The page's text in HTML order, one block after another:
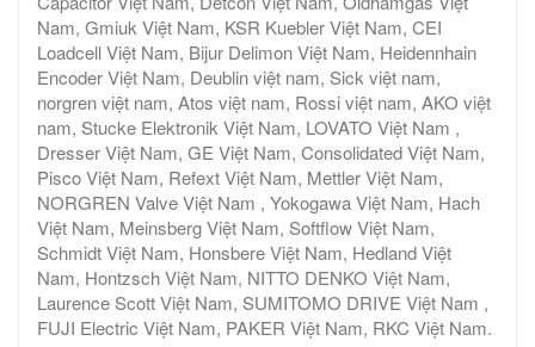
Nam, Gmiuk Việt Nam, KSR Kuebler Việt Nam, CEI
Loadcell Việt Nam, Bijur Delimon Việt Nam, Heidennhain
Encoder Việt Nam, Deublin việt nam, Sick việt nam,
norgren việt nam, Atos việt nam, Rossi việt nam, AKO việt
nam, Stucke Elektronik Việt Nam, LOVATO Việt Nam ,
Dresser Việt Nam, GE Việt Nam, Consolidated Việt Nam,
Pisco Việt Nam, Refext Việt Nam, Mettler Việt Nam,
NORGREN Valve Việt Nam , Yokogawa Việt Nam, Hach
Việt Nam, Meinsberg Việt Nam, Softflow Việt Nam,
Schmidt Việt Nam, Honsbere Việt Nam, Hedland Việt
Nam, Hontzsch Việt Nam, NITTO DENKO Việt Nam,
Laurence Scott Việt Nam, SUMITOMO DRIVE Việt Nam ,
FUJI Electric Việt Nam, PAKER Việt Nam, RKC Việt Nam.